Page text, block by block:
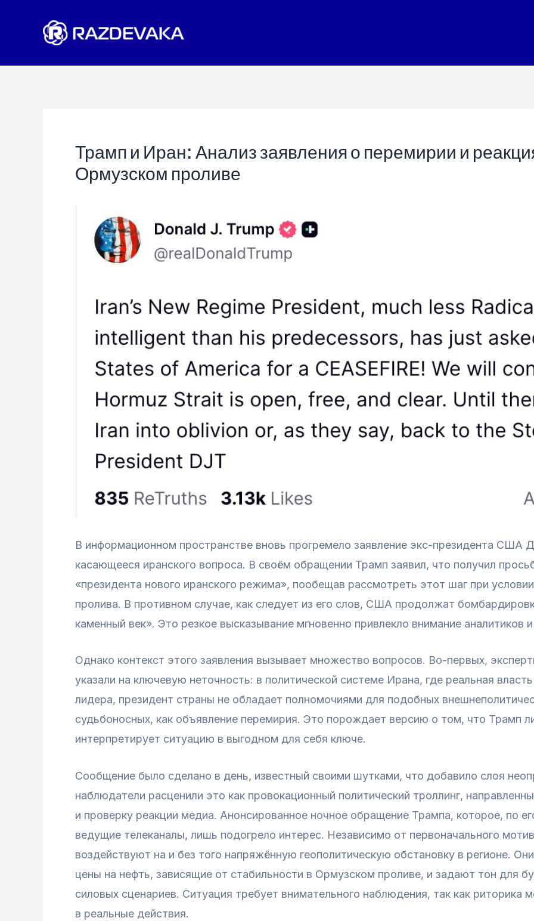
содержимому
Трамп и Иран: Анализ заявления о перемирии и
Ормузском проливе
В информационном пространстве вновь прогремело заявление экс-президента США
касающееся иранского вопроса. В своём обращении Трамп заявил, что получил
«президента нового иранского режима», пообещав рассмотреть этот шаг при
пролива. В противном случае, как следует из его слов, США продолжат
каменный век». Это резкое высказывание мгновенно привлекло внимание аналитиков
Однако контекст этого заявления вызывает множество вопросов. Во-первых,
указали на ключевую неточность: в политической системе Ирана, где реальная
лидера, президент страны не обладает полномочиями для подобных
судьбоносных, как объявление перемирия. Это порождает версию о том, что Трамп
интерпретирует ситуацию в выгодном для себя ключе.
Сообщение было сделано в день, известный своими шутками, что добавило слоя
наблюдатели расценили это как провокационный политический троллинг,
и проверку реакции медиа. Анонсированное ночное обращение Трампа, которое, по
ведущие телеканалы, лишь подогрело интерес. Независимо от первоначального
воздействуют на и без того напряжённую геополитическую обстановку в регионе.
цены на нефть, зависящие от стабильности в Ормузском проливе, и задают тон для
силовых сценариев. Ситуация требует внимательного наблюдения, так как
в реальные действия.